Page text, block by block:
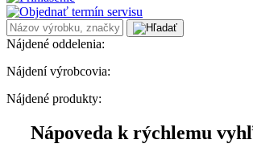
Nájdené oddelenia:
Nájdení výrobcovia:
Nájdené produkty:
Nápoveda k rýchlemu